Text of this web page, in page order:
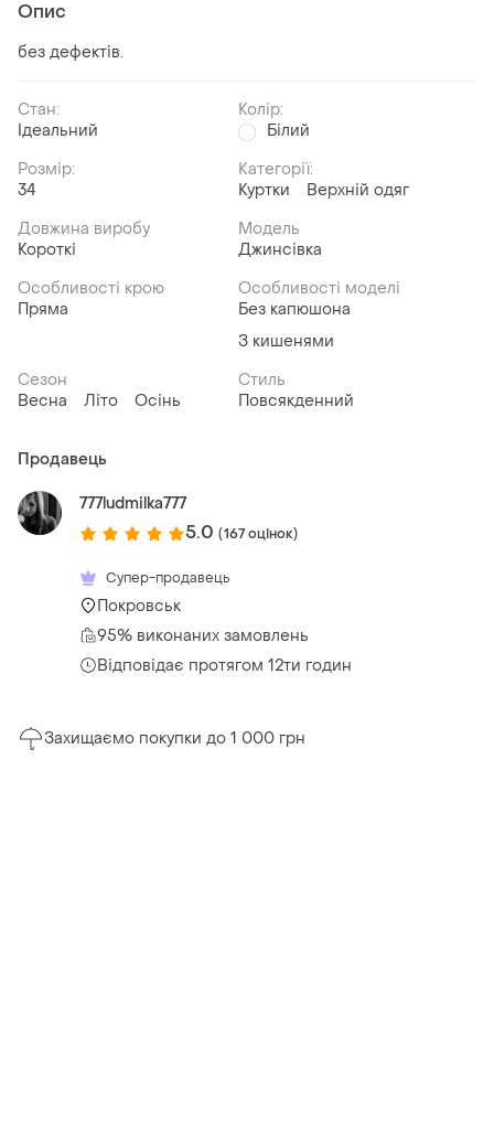
Опис
без дефектів.
Стан:
Ідеальний
Колір:
Білий
Розмір:
34
Категорії:
Куртки
Верхній одяг
Довжина виробу
Короткі
Модель
Джинсівка
Особливості крою
Пряма
Особливості моделі
Без капюшона
З кишенями
Сезон
Весна
Літо Осінь
Стиль
Повсякденний
Продавець
777ludmilka777
5.0 (167 оцінок)
Супер-продавець
Покровськ
95% виконаних замовлень
Відповідає протягом 12ти годин
Захищаємо покупки до 1 000 грн